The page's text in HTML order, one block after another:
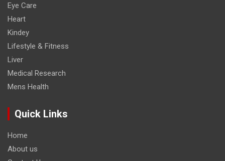
Eye Care
Heart
Kindey
Lifestyle & Fitness
Liver
Medical Research
Mens Health
Quick Links
Home
About us